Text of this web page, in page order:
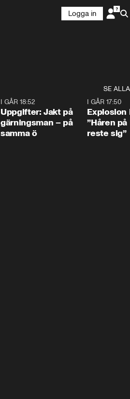
Logga in
SE ALLA
I GÅR 18:52
Uppgifter: Jakt på
gärningsman – på
samma ö
I GÅR 17:50
Explosion
”Håren
reste sig”